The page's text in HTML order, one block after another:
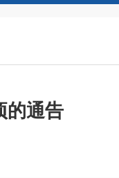
的通告